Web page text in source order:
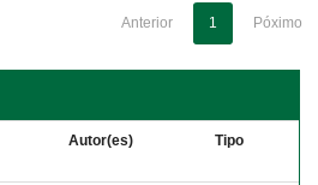
Anterior 1 Póximo
Autor(es) Tipo